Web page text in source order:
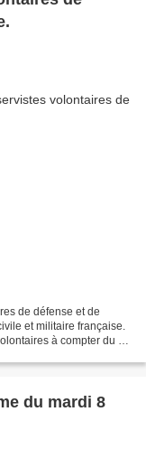
de défense et de
et militaire française.
à compter du 4
du mardi 8